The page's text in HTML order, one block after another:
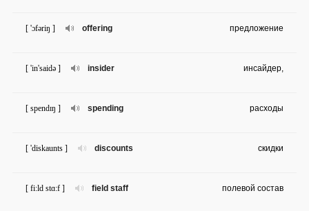
offering
[ 'ɔfəriŋ ] предложение
insider
[ 'in'saidə ] инсайдер,
spending
[ spendɪŋ ] расходы
discounts
[ 'diskaunts ] скидки
field staff
[ fi:ld stɑ:f ] полевой состав